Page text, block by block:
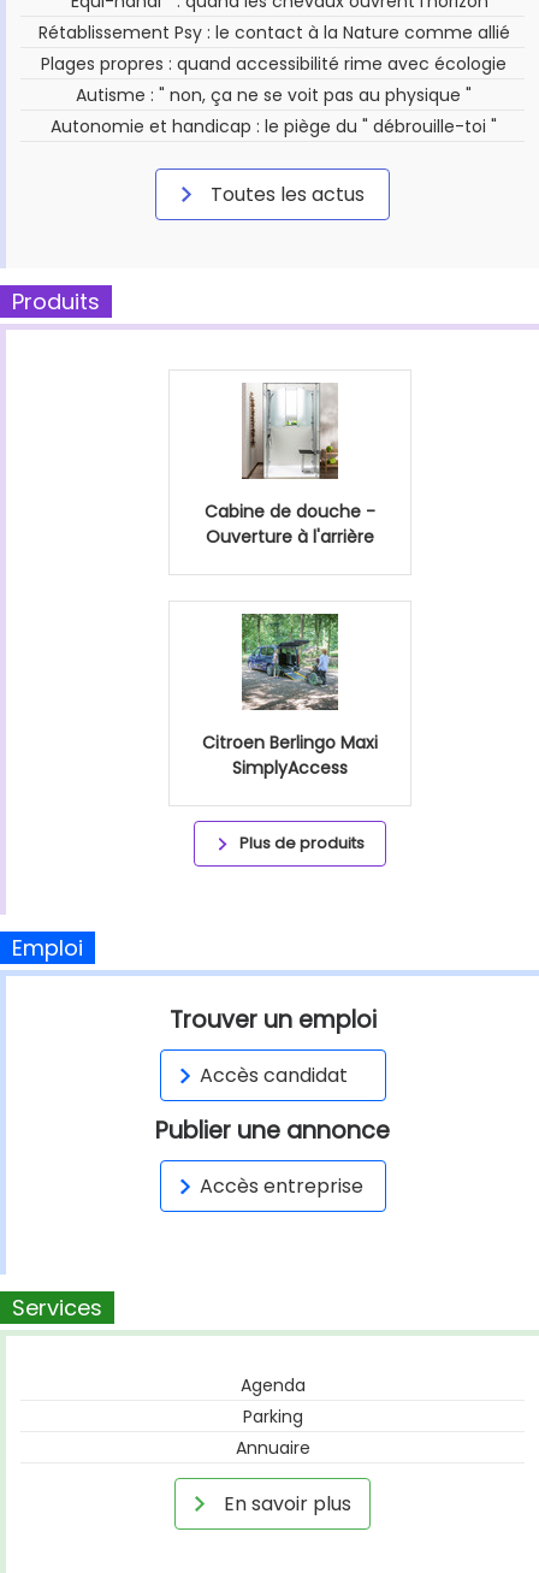
Rétablissement Psy : le contact à la Nature comme allié
Plages propres : quand accessibilité rime avec écologie
Autisme : " non, ça ne se voit pas au physique "
Autonomie et handicap : le piège du " débrouille-toi "
Toutes les actus
Produits
Cabine de douche -
Ouverture à l'arrière
Citroen Berlingo Maxi
SimplyAccess
Plus de produits
Emploi
Trouver un emploi
Accès candidat
Publier une annonce
Accès entreprise
Services
Agenda
Parking
Annuaire
En savoir plus